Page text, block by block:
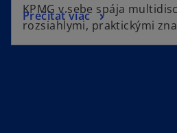
KPMG v sebe spája
rozsiahlymi, praktickými
Prečítať viac